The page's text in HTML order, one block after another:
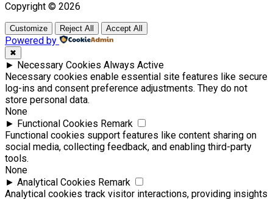
Copyright © 2026
Customize Reject All Accept All
Powered by
✖
► Necessary Cookies Always Active
Necessary cookies enable essential site features like secure
log-ins and consent preference adjustments. They do not
store personal data.
None
► Functional Cookies Remark
Functional cookies support features like content sharing on
social media, collecting feedback, and enabling third-party
tools.
None
► Analytical Cookies Remark
Analytical cookies track visitor interactions, providing insights